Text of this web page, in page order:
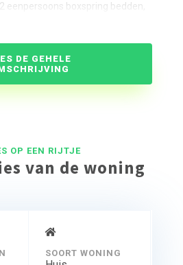
eenpersoons boxspring bedden,
met tuinmeubelen.
internet.
DE GEHELE
OP EEN RIJTJE
van de woning
SOORT WONING